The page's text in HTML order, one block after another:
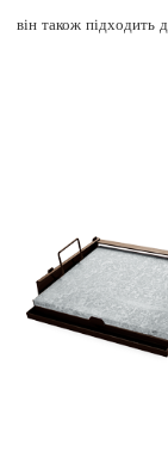
він також підходить